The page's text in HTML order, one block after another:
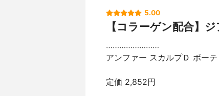
5.00
【コラーゲン配合】
……………………
アンファー スカルプＤ ボー
定価 2,852円
……………………